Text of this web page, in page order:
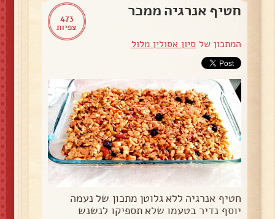
473
צפיות
חטיף אנרגיה ממכר
המתכון שלסיון אסולין מלול
חטיף אנרגיה ללא גלוטן מתכון של נעמה
יוסף נדיר בטעמו שלא תספיקו לנשנש